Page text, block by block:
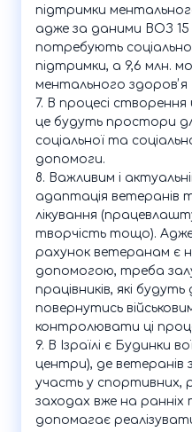
підтримки
адже за даними ВОЗ 15
потребують
підтримки, а 9,6 млн.
ментального здоровʼя
7. В процесі
це будуть простори
соціальної та
допомоги.
8. Важливим і
адаптація ветеранів
лікування
творчість тощо).
рахунок ветеранам є
допомогою, треба
працівників, які
повернутись
контролювати ці
9. В Ізраїлі є Будинки
центри), де
участь у спортивних,
заходах вже на ранніх
допомагає